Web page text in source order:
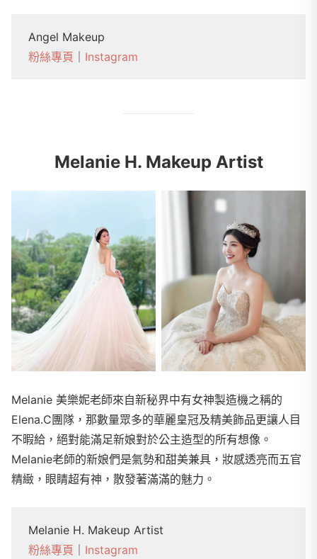
Angel Makeup
粉絲專頁
Instagram
Melanie H. Makeup Artist
Melanie 美樂妮老師來自新秘界中有女神製造機之稱的
Elena.C團隊，那數量眾多的華麗皇冠及精美飾品更讓人目
不暇給，絕對能滿足新娘對於公主造型的所有想像。
Melanie老師的新娘們是氣勢和甜美兼具，妝感透亮而五官
精緻，眼睛超有神，散發著滿滿的魅力。
Melanie H. Makeup Artist
粉絲專頁
Instagram